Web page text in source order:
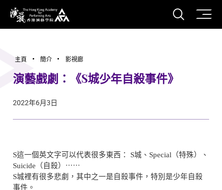
香港演藝學院
打開
主頁 簡介 影視廊
演藝戲劇：《S城少年自殺事件》
2022年6月3日
S這一個英文字可以代表很多東西： S城、Special（特殊）、
Suicide（自殺）⋯⋯
S城裡有很多悲劇，其中之一是自殺事件，特別是少年自殺
事件。